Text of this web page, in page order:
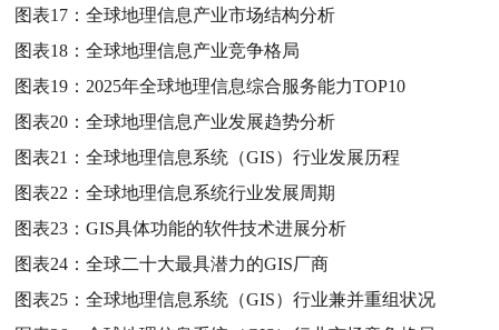
图表17：全球地理信息产业市场结构分析
图表18：全球地理信息产业竞争格局
图表19： 2025年全球地理信息综合服务能力TOP10
图表20：全球地理信息产业发展趋势分析
图表21：全球地理信息系统（GIS）行业发展历程
图表22：全球地理信息系统行业发展周期
图表23：GIS具体功能的软件技术进展分析
图表24：全球二十大最具潜力的GIS厂商
图表25：全球地理信息系统（GIS）行业兼并重组状况